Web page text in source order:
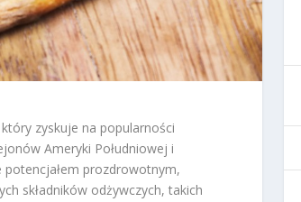
zyskuje na popularności
Ameryki Południowej i
prozdrowotnym,
składników odżywczych, takich